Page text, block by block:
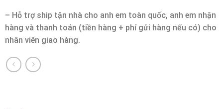
– Hỗ trợ ship tận nhà cho anh em toàn quốc, anh em nhận
hàng và thanh toán (tiền hàng + phí gửi hàng nếu có) cho
nhân viên giao hàng.